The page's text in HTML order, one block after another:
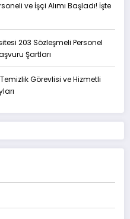
ve İşçi Alımı Başladı! İşte
203 Sözleşmeli Personel
Şartları
Temizlik Görevlisi ve Hizmetli